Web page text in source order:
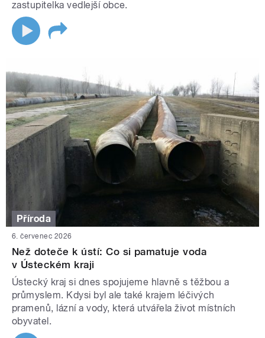
zastupitelka vedlejší obce.
Příroda
6. červenec 2026
Než doteče k ústí: Co si pamatuje voda
v Ústeckém kraji
Ústecký kraj si dnes spojujeme hlavně s těžbou a
průmyslem. Kdysi byl ale také krajem léčivých
pramenů, lázní a vody, která utvářela život místních
obyvatel.